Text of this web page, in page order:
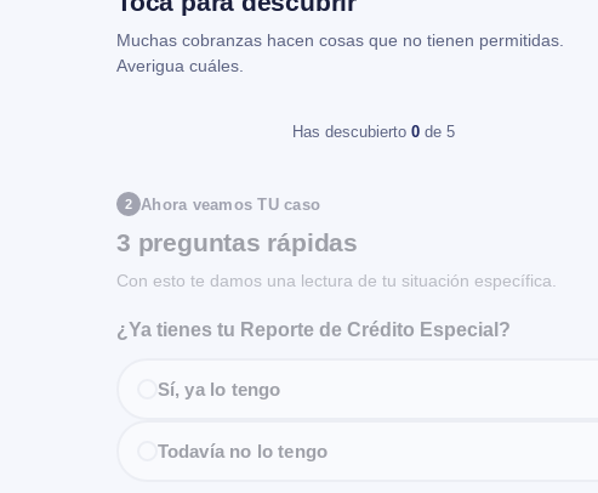
Muchas cobranzas hacen cosas que no tienen permitidas.
Averigua cuáles.
Has descubierto 0 de 5
2 Ahora veamos TU caso
3 preguntas rápidas
Con esto te damos una lectura de tu situación específica.
¿Ya tienes tu Reporte de Crédito Especial?
Sí, ya lo tengo
Todavía no lo tengo